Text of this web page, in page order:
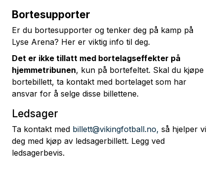
Bortesupporter
Er du bortesupporter og tenker deg på kamp på
Lyse Arena? Her er viktig info til deg.
Det er ikke tillatt med bortelagseffekter på
hjemmetribunen, kun på bortefeltet. Skal du kjøpe
bortebillett, ta kontakt med bortelaget som har
ansvar for å selge disse billettene.
Ledsager
Ta kontakt med billett@vikingfotball.no, så hjelper vi
deg med kjøp av ledsagerbillett. Legg ved
ledsagerbevis.